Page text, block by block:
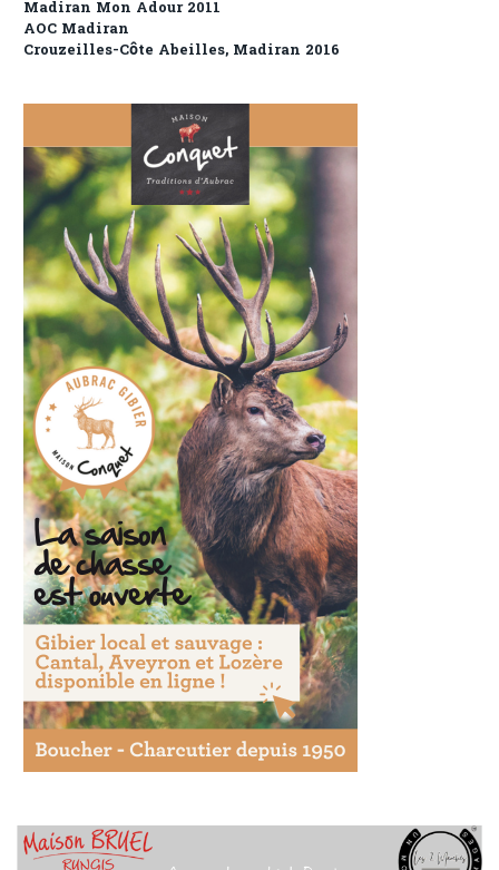
Madiran Mon Adour 2011
AOC Madiran
Crouzeilles-Côte Abeilles, Madiran 2016